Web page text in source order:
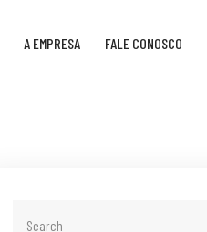
A EMPRESA FALE CONOSCO